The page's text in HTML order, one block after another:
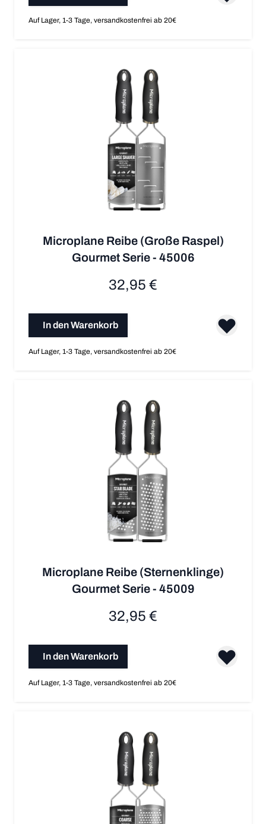
Auf Lager, 1-3 Tage, versandkostenfrei ab 20€
Microplane Reibe (Große Raspel)
Gourmet Serie - 45006
32,95 €
In den Warenkorb
Auf Lager, 1-3 Tage, versandkostenfrei ab 20€
Microplane Reibe (Sternenklinge)
Gourmet Serie - 45009
32,95 €
In den Warenkorb
Auf Lager, 1-3 Tage, versandkostenfrei ab 20€